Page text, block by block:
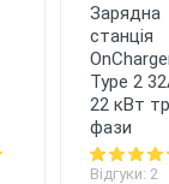
Зарядна
станція
Type 2
22 кВт
фази
Відгуки: 2